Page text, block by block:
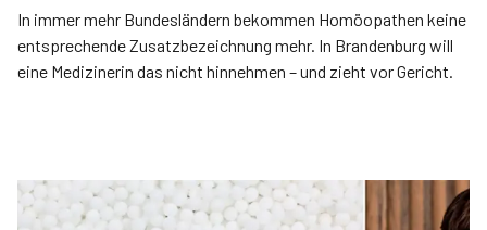
In immer mehr Bundesländern bekommen ­Homöopathen keine
entsprechende Zusatzbezeichnung mehr. In Brandenburg will
eine Medizinerin das nicht ­hinnehmen – und zieht vor Gericht.